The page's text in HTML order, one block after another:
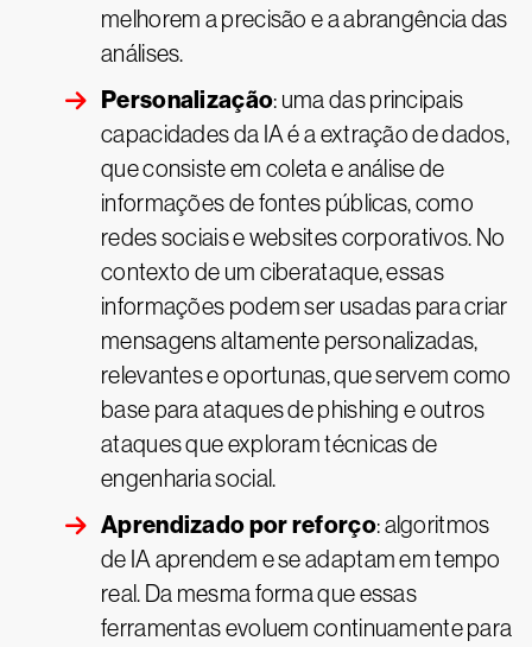
melhorem a precisão e a abrangência das
análises.
Personalização: uma das principais
capacidades da IA é a extração de dados,
que consiste em coleta e análise de
informações de fontes públicas, como
redes sociais e websites corporativos. No
contexto de um ciberataque, essas
informações podem ser usadas para criar
mensagens altamente personalizadas,
relevantes e oportunas, que servem como
base para ataques de phishing e outros
ataques que exploram técnicas de
engenharia social.
Aprendizado por reforço: algoritmos
de IA aprendem e se adaptam em tempo
real. Da mesma forma que essas
ferramentas evoluem continuamente para